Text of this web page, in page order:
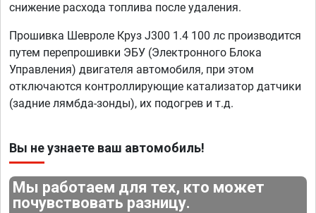
снижение расхода топлива после удаления.
Прошивка Шевроле Круз J300 1.4 100 лс производится
путем перепрошивки ЭБУ (Электронного Блока
Управления) двигателя автомобиля, при этом
отключаются контроллирующие катализатор датчики
(задние лямбда-зонды), их подогрев и т.д.
Вы не узнаете ваш автомобиль!
Мы работаем для тех, кто может
почувствовать разницу.